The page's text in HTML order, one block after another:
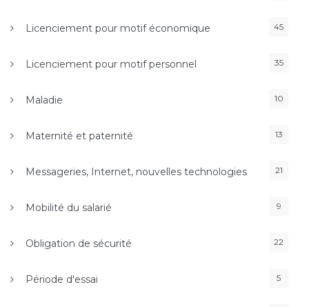
Licenciement pour motif économique 45
Licenciement pour motif personnel 35
Maladie 10
Maternité et paternité 13
Messageries, Internet, nouvelles technologies 21
Mobilité du salarié 9
Obligation de sécurité 22
Période d'essai 5